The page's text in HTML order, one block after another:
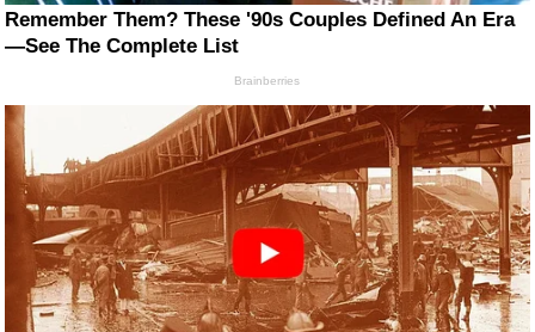
Remember Them? These '90s Couples Defined An Era
—See The Complete List
Brainberries